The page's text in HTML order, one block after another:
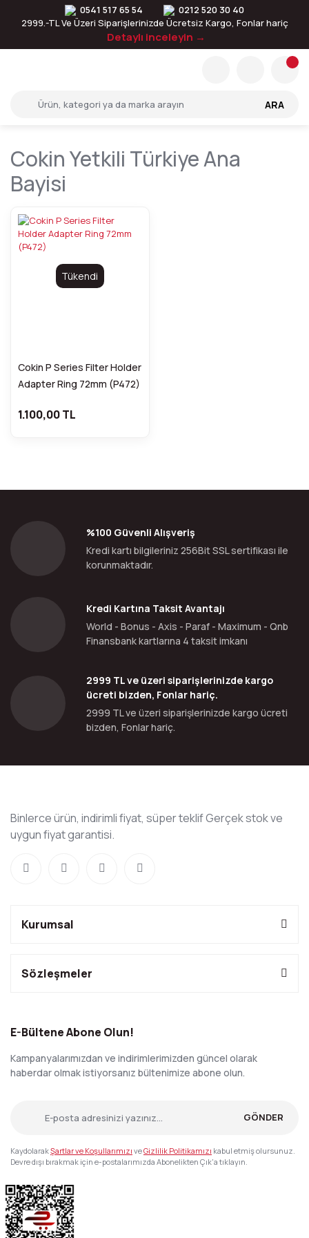
0541 517 65 54
0212 520 30 40
2999.-TL Ve Üzeri Siparişlerinizde Ücretsiz Kargo, Fonlar hariç
Detaylı inceleyin →
ARA
Cokin Yetkili Türkiye Ana
Bayisi
Tükendi
Cokin P Series Filter Holder
Adapter Ring 72mm (P472)
1.100,00 TL
%100 Güvenli Alışveriş
Kredi kartı bilgileriniz 256Bit SSL sertifikası ile
korunmaktadır.
Kredi Kartına Taksit Avantajı
World - Bonus - Axis - Paraf - Maximum - Qnb
Finansbank kartlarına 4 taksit imkanı
2999 TL ve üzeri siparişlerinizde kargo
ücreti bizden, Fonlar hariç.
2999 TL ve üzeri siparişlerinizde kargo ücreti
bizden, Fonlar hariç.
Binlerce ürün, indirimli fiyat, süper teklif Gerçek stok ve
uygun fiyat garantisi.
Kurumsal
Sözleşmeler
E-Bültene Abone Olun!
Kampanyalarımızdan ve indirimlerimizden güncel olarak
haberdar olmak istiyorsanız bültenimize abone olun.
GÖNDER
KaydolarakŞartlar ve Koşullarımızı veGizlilik Politikamızı kabul etmiş olursunuz.
Devre dışı bırakmak için e-postalarımızda Abonelikten Çık'a tıklayın.